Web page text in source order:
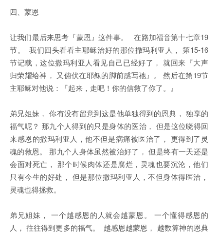
四、蒙恩
让我们最后来思考『蒙恩』这件事。 在路加福音第十七章19
节。 我们回头看看主耶稣治好的那位撒玛利亚人， 第15-16
节记载，这位撒玛利亚人看见自己已经好了， 就回来『大声
归荣耀给神， 又俯伏在耶稣的脚前感写祂』。 然后在第19节
主耶稣对他说：『起来，走吧！你的信救了你了。』
弟兄姐妹， 你有没有留意到这是他单独得到的恩典， 独享的
福气呢？ 那九个人得到的只是身体的医治， 但是这位晓得回
来感恩的撒玛利亚人，他不但是病痛被医治了， 更得到了灵
魂的救恩。 那九个人身体虽然被治好了， 但是终有一天还是
会面对死亡， 那个时候肉体还是腐烂，灵魂也要沉沦，他们
只有今生的好处， 但是那位撒玛利亚人，不但身体得医治，
灵魂也得拯救。
弟兄姐妹， 一个越感恩的人就会越蒙恩。 一个懂得感恩的
人， 往往得到更多的福气。 越感恩越蒙恩， 越数算神的恩典